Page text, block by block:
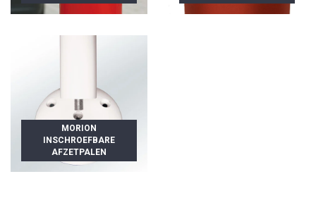
MORION
INSCHROEFBARE
AFZETPALEN